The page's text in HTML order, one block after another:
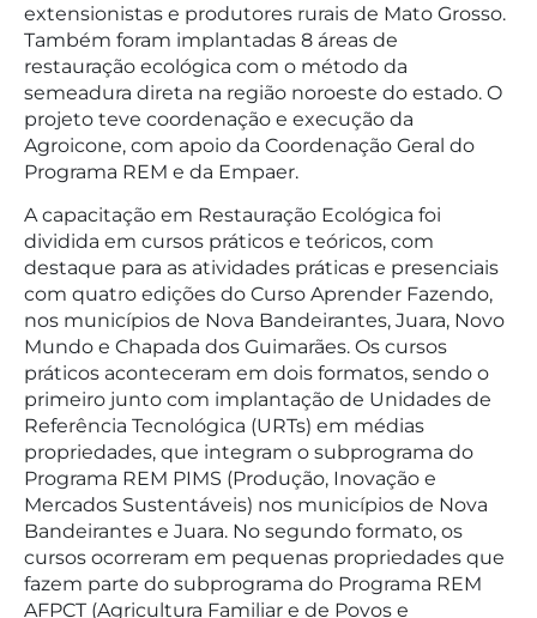
extensionistas e produtores rurais de Mato Grosso.
Também foram implantadas 8 áreas de
restauração ecológica com o método da
semeadura direta na região noroeste do estado. O
projeto teve coordenação e execução da
Agroicone, com apoio da Coordenação Geral do
Programa REM e da Empaer.
A capacitação em Restauração Ecológica foi
dividida em cursos práticos e teóricos, com
destaque para as atividades práticas e presenciais
com quatro edições do Curso Aprender Fazendo,
nos municípios de Nova Bandeirantes, Juara, Novo
Mundo e Chapada dos Guimarães. Os cursos
práticos aconteceram em dois formatos, sendo o
primeiro junto com implantação de Unidades de
Referência Tecnológica (URTs) em médias
propriedades, que integram o subprograma do
Programa REM PIMS (Produção, Inovação e
Mercados Sustentáveis) nos municípios de Nova
Bandeirantes e Juara. No segundo formato, os
cursos ocorreram em pequenas propriedades que
fazem parte do subprograma do Programa REM
AFPCT (Agricultura Familiar e de Povos e